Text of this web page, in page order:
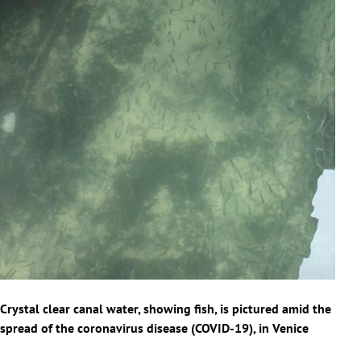
Crystal clear canal water, showing fish, is pictured amid the
spread of the coronavirus disease (COVID-19), in Venice